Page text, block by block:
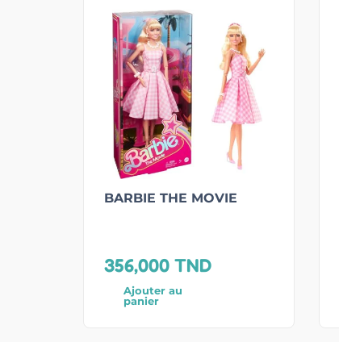
BARBIE THE MOVIE
356,000 TND
Ajouter au
panier